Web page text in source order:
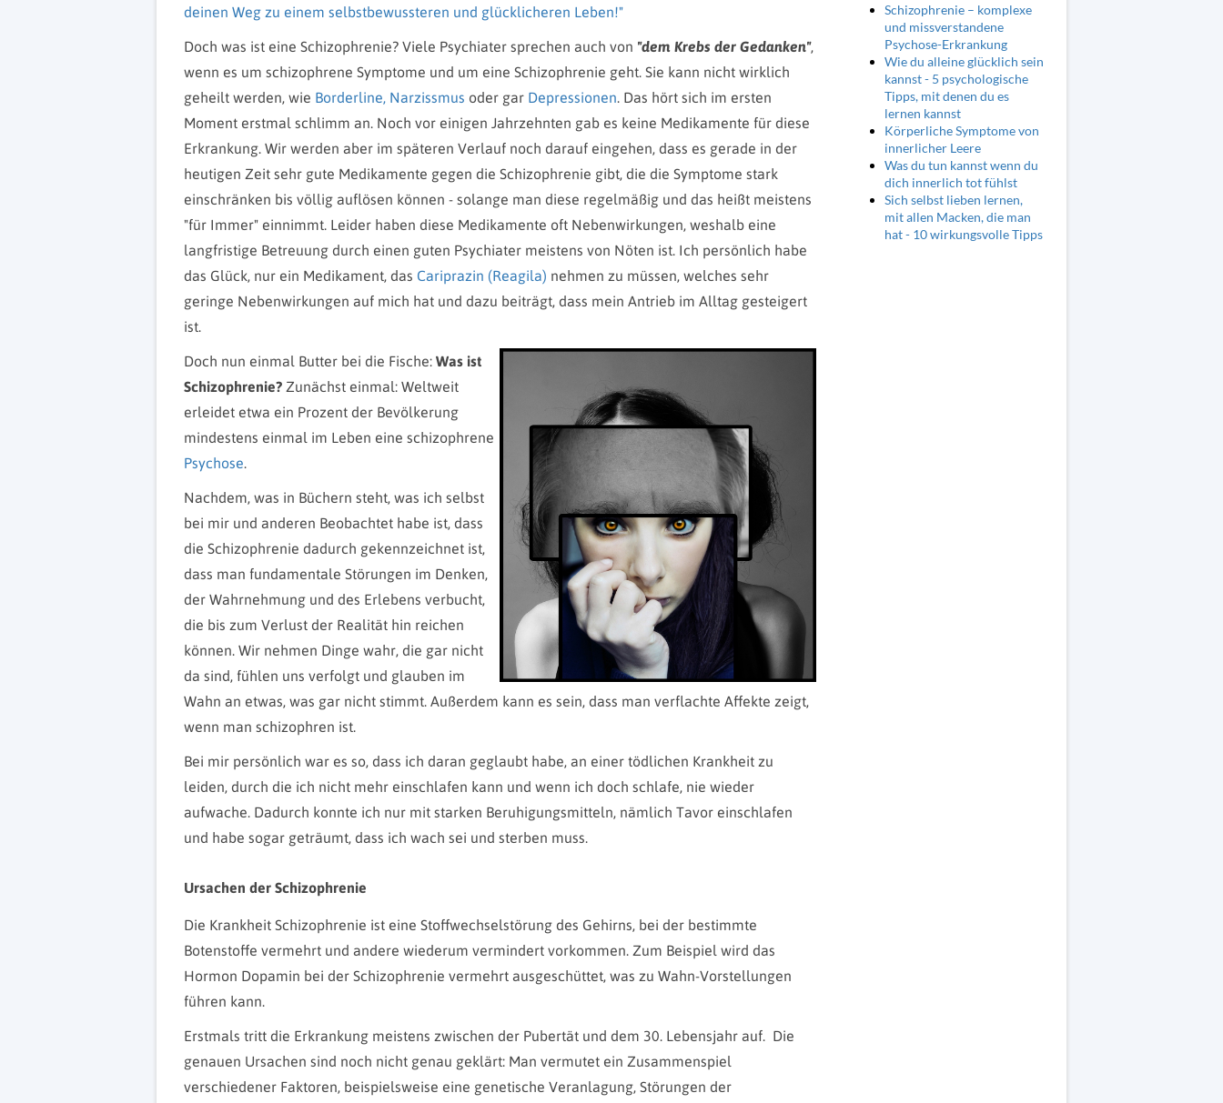
deinen Weg zu einem selbstbewussteren und glücklicheren Leben!"
Doch was ist eine Schizophrenie? Viele Psychiater sprechen auch von "dem Krebs der Gedanken",
wenn es um schizophrene Symptome und um eine Schizophrenie geht. Sie kann nicht wirklich
geheilt werden, wie Borderline, Narzissmus oder gar Depressionen. Das hört sich im ersten
Moment erstmal schlimm an. Noch vor einigen Jahrzehnten gab es keine Medikamente für diese
Erkrankung. Wir werden aber im späteren Verlauf noch darauf eingehen, dass es gerade in der
heutigen Zeit sehr gute Medikamente gegen die Schizophrenie gibt, die die Symptome stark
einschränken bis völlig auflösen können - solange man diese regelmäßig und das heißt meistens
"für Immer" einnimmt. Leider haben diese Medikamente oft Nebenwirkungen, weshalb eine
langfristige Betreuung durch einen guten Psychiater meistens von Nöten ist. Ich persönlich habe
das Glück, nur ein Medikament, das Cariprazin (Reagila) nehmen zu müssen, welches sehr
geringe Nebenwirkungen auf mich hat und dazu beiträgt, dass mein Antrieb im Alltag gesteigert
ist.
Doch nun einmal Butter bei die Fische: Was ist
Schizophrenie? Zunächst einmal: Weltweit
erleidet etwa ein Prozent der Bevölkerung
mindestens einmal im Leben eine schizophrene
Psychose.
Nachdem, was in Büchern steht, was ich selbst
bei mir und anderen Beobachtet habe ist, dass
die Schizophrenie dadurch gekennzeichnet ist,
dass man fundamentale Störungen im Denken,
der Wahrnehmung und des Erlebens verbucht,
die bis zum Verlust der Realität hin reichen
können. Wir nehmen Dinge wahr, die gar nicht
da sind, fühlen uns verfolgt und glauben im
Wahn an etwas, was gar nicht stimmt. Außerdem kann es sein, dass man verflachte Affekte zeigt,
wenn man schizophren ist.
Bei mir persönlich war es so, dass ich daran geglaubt habe, an einer tödlichen Krankheit zu
leiden, durch die ich nicht mehr einschlafen kann und wenn ich doch schlafe, nie wieder
aufwache. Dadurch konnte ich nur mit starken Beruhigungsmitteln, nämlich Tavor einschlafen
und habe sogar geträumt, dass ich wach sei und sterben muss.
Ursachen der Schizophrenie
Die Krankheit Schizophrenie ist eine Stoffwechselstörung des Gehirns, bei der bestimmte
Botenstoffe vermehrt und andere wiederum vermindert vorkommen. Zum Beispiel wird das
Hormon Dopamin bei der Schizophrenie vermehrt ausgeschüttet, was zu Wahn-Vorstellungen
führen kann.
Erstmals tritt die Erkrankung meistens zwischen der Pubertät und dem 30. Lebensjahr auf. Die
genauen Ursachen sind noch nicht genau geklärt: Man vermutet ein Zusammenspiel
verschiedener Faktoren, beispielsweise eine genetische Veranlagung, Störungen der
Schizophrenie – komplexe
und missverstandene
Psychose-Erkrankung
Wie du alleine glücklich sein
kannst - 5 psychologische
Tipps, mit denen du es
lernen kannst
Körperliche Symptome von
innerlicher Leere
Was du tun kannst wenn du
dich innerlich tot fühlst
Sich selbst lieben lernen,
mit allen Macken, die man
hat - 10 wirkungsvolle Tipps